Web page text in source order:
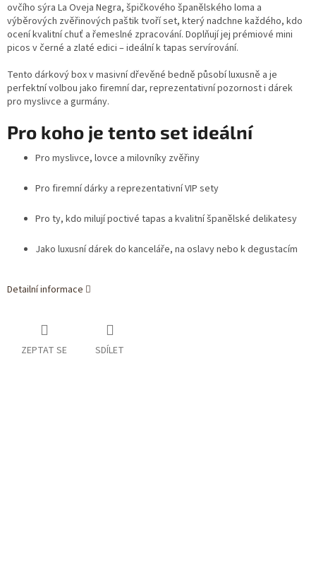
ovčího sýra La Oveja Negra, špičkového španělského loma a
výběrových zvěřinových paštik tvoří set, který nadchne každého, kdo
ocení kvalitní chuť a řemeslné zpracování. Doplňují jej prémiové mini
picos v černé a zlaté edici – ideální k tapas servírování.
Tento dárkový box v masivní dřevěné bedně působí luxusně a je
perfektní volbou jako firemní dar, reprezentativní pozornost i dárek
pro myslivce a gurmány.
Pro koho je tento set ideální
Pro myslivce, lovce a milovníky zvěřiny
Pro firemní dárky a reprezentativní VIP sety
Pro ty, kdo milují poctivé tapas a kvalitní španělské delikatesy
Jako luxusní dárek do kanceláře, na oslavy nebo k degustacím
Detailní informace
ZEPTAT SE SDÍLET